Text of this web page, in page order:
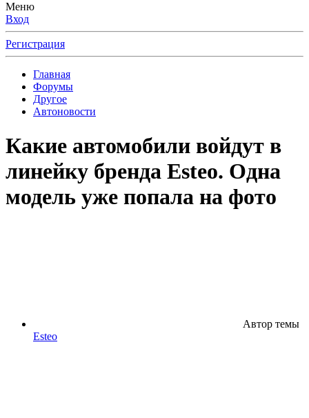
Меню
Вход
Регистрация
Главная
Форумы
Другое
Автоновости
Какие автомобили войдут в
линейку бренда Esteo. Одна
модель уже попала на фото
Автор темы
Esteo